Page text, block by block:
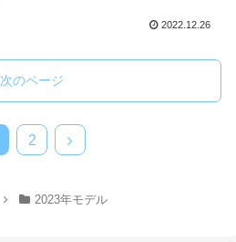
2022.12.26
次のページ
2
2023年モデル